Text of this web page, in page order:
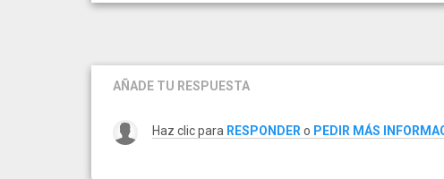
AÑADE TU RESPUESTA
Haz clic para RESPONDER o PEDIR MÁS